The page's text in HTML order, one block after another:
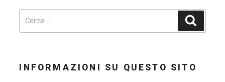
INFORMAZIONI SU QUESTO SITO